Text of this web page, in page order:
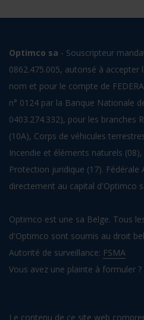
Optimco sa - Souscripteur
0862.475.005, autorisé à accepter
nom et pour le compte de
n° 0124 par la Banque Nationale
0403.274.332), pour les branches
(10A), Corps de véhicules
Incendie et éléments naturels
Protection juridique (17). Fédérale
directement au capital d'Optimco
Optimco est une sa Belge. Tous
d'Optimco sont soumis au droit
Autorité de surveillance: FSMA
Vous avez une plainte à formuler ?
Le contenu de ce site web